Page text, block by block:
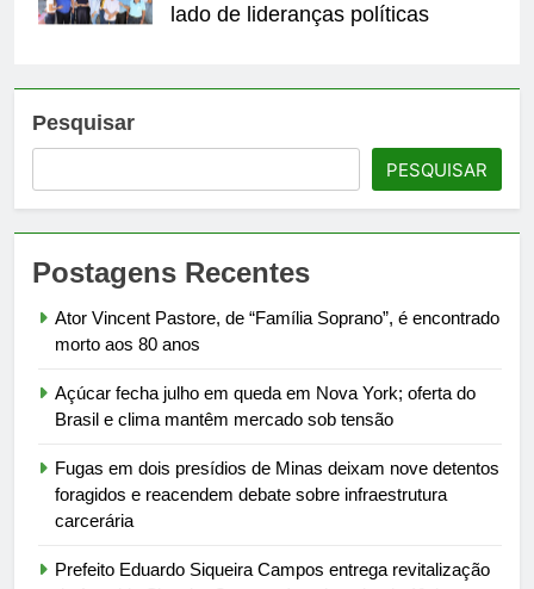
lado de lideranças políticas
Pesquisar
PESQUISAR
Postagens Recentes
Ator Vincent Pastore, de “Família Soprano”, é encontrado
morto aos 80 anos
Açúcar fecha julho em queda em Nova York; oferta do
Brasil e clima mantêm mercado sob tensão
Fugas em dois presídios de Minas deixam nove detentos
foragidos e reacendem debate sobre infraestrutura
carcerária
Prefeito Eduardo Siqueira Campos entrega revitalização